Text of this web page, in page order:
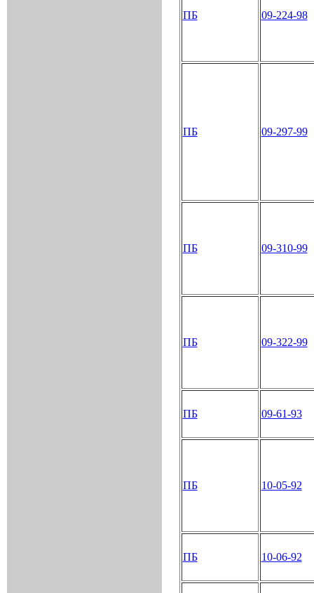
ПБ 09-224-98
ПБ 09-297-99
ПБ 09-310-99
ПБ 09-322-99
ПБ 09-61-93
ПБ 10-05-92
ПБ 10-06-92